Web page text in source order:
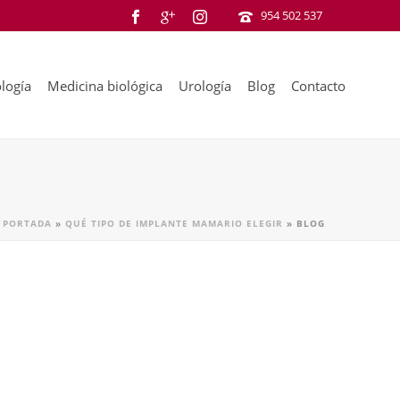
954 502 537
Medicina biológica Urología Blog Contacto
PORTADA » QUÉ TIPO DE IMPLANTE MAMARIO ELEGIR » BLOG